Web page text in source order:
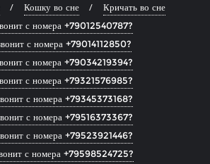
Кошку во сне
Кричать во сне
с номера +79012540787?
с номера +79014112850?
с номера +79034219394?
с номера +79321576985?
с номера +79345373168?
с номера +79516373367?
с номера +79523921446?
с номера +79598524725?